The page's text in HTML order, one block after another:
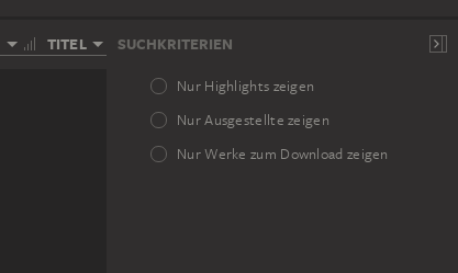
TITEL SUCHKRITERIEN
Nur Highlights zeigen
Nur Ausgestellte zeigen
Nur Werke zum Download zeigen